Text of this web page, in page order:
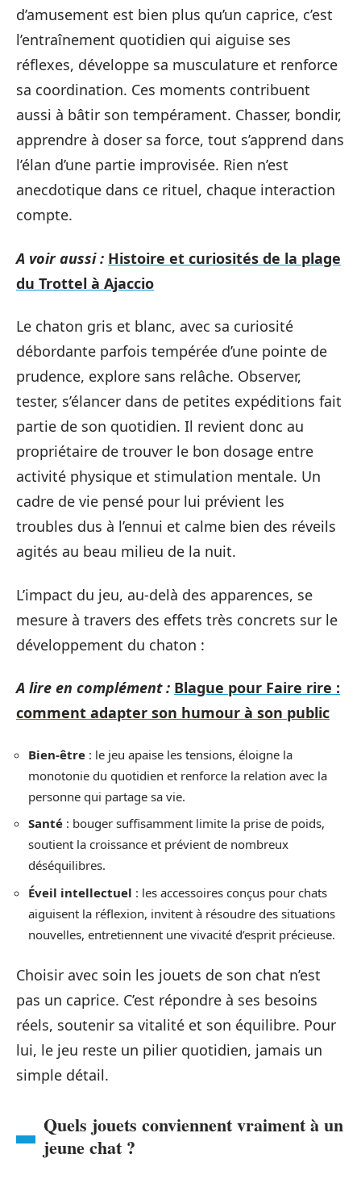
d’amusement est bien plus qu’un caprice, c’est
l’entraînement quotidien qui aiguise ses
réflexes, développe sa musculature et renforce
sa coordination. Ces moments contribuent
aussi à bâtir son tempérament. Chasser, bondir,
apprendre à doser sa force, tout s’apprend dans
l’élan d’une partie improvisée. Rien n’est
anecdotique dans ce rituel, chaque interaction
compte.
A voir aussi : Histoire et curiosités de la plage
du Trottel à Ajaccio
Le chaton gris et blanc, avec sa curiosité
débordante parfois tempérée d’une pointe de
prudence, explore sans relâche. Observer,
tester, s’élancer dans de petites expéditions fait
partie de son quotidien. Il revient donc au
propriétaire de trouver le bon dosage entre
activité physique et stimulation mentale. Un
cadre de vie pensé pour lui prévient les
troubles dus à l’ennui et calme bien des réveils
agités au beau milieu de la nuit.
L’impact du jeu, au-delà des apparences, se
mesure à travers des effets très concrets sur le
développement du chaton :
A lire en complément : Blague pour Faire rire :
comment adapter son humour à son public
Bien-être : le jeu apaise les tensions, éloigne la
monotonie du quotidien et renforce la relation avec la
personne qui partage sa vie.
Santé : bouger suffisamment limite la prise de poids,
soutient la croissance et prévient de nombreux
déséquilibres.
Éveil intellectuel : les accessoires conçus pour chats
aiguisent la réflexion, invitent à résoudre des situations
nouvelles, entretiennent une vivacité d’esprit précieuse.
Choisir avec soin les jouets de son chat n’est
pas un caprice. C’est répondre à ses besoins
réels, soutenir sa vitalité et son équilibre. Pour
lui, le jeu reste un pilier quotidien, jamais un
simple détail.
Quels jouets conviennent vraiment à un
jeune chat ?